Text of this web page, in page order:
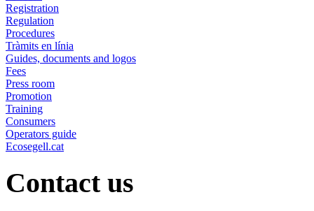
Registration
Regulation
Procedures
Tràmits en línia
Guides, documents and logos
Fees
Press room
Promotion
Training
Consumers
Operators guide
Ecosegell.cat
Contact us